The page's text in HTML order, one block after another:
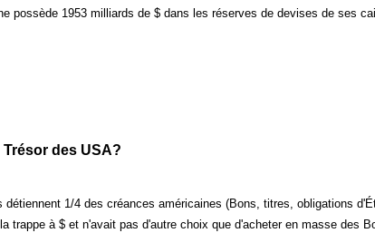
possède 1953 milliards de $ dans les réserves de devises de ses
des USA?
1/4 des créances américaines (Bons, titres, obligations
trappe à $ et n'avait pas d'autre choix que d'acheter en masse des